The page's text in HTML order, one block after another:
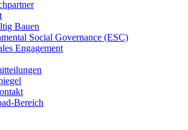
Bauen
Social Governance (ESC)
Engagement
Bereich